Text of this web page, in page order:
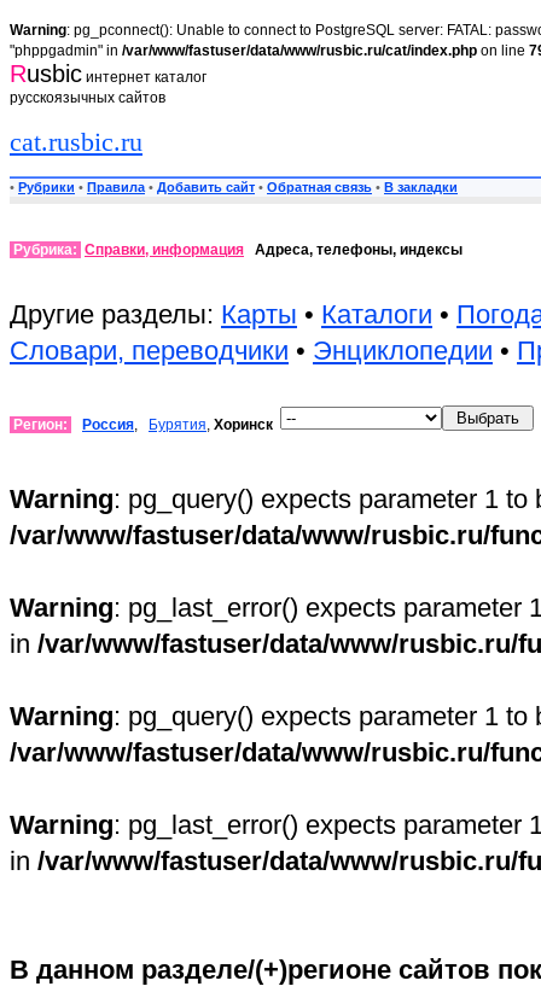
Warning: pg_pconnect(): Unable to connect to PostgreSQL server: FATAL:
"phppgadmin" in /var/www/fastuser/data/www/rusbic.ru/cat/index.php on line
Rusbic интернет каталог
русскоязычных сайтов
cat.rusbic.ru
• Рубрики • Правила • Добавить сайт • Обратная связь • В закладки
Рубрика: Справки, информация Адреса, телефоны, индексы
Другие разделы: Карты • Каталоги •
Словари, переводчики • Энциклопедии •
Регион: Россия, Бурятия, Хоринск
Warning: pg_query() expects parameter 1
/var/www/fastuser/data/www/rusbic.ru/
Warning: pg_last_error() expects parameter
in /var/www/fastuser/data/www/rusbic.ru/
Warning: pg_query() expects parameter 1
/var/www/fastuser/data/www/rusbic.ru/
Warning: pg_last_error() expects parameter
in /var/www/fastuser/data/www/rusbic.ru/
В данном разделе/(+)регионе сайтов